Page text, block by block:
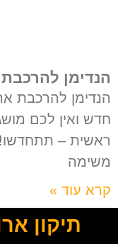
הנדימן
הנדימן להרכבת
חדש ואין לכם
ראשית –
משימה
קרא עוד »
תיקון